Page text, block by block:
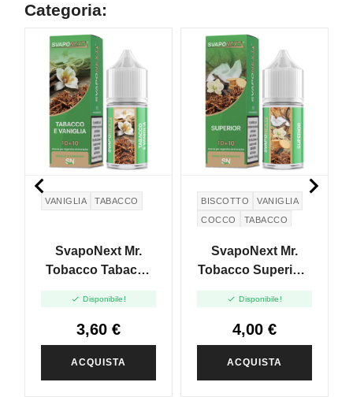
Categoria:
VANIGLIA TABACCO
SvapoNext Mr.
Tobacco Tabacco
Shot 10+10
 Disponibile!
3,60 €
ACQUISTA
BISCOTTO
VANIGLIA
COCCO
TABACCO
SvapoNext Mr.
Tobacco Superior -
 Disponibile!
4,00 €
ACQUISTA
 